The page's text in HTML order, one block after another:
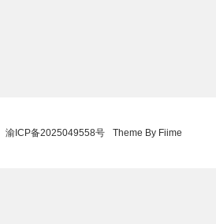
渝ICP备2025049558号 Theme By Fiime